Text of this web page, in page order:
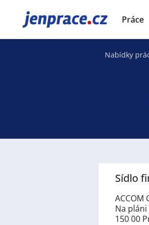
JenPráce.cz Práce
Nabídky
Sídlo
ACCOM
Na pláni
150 00